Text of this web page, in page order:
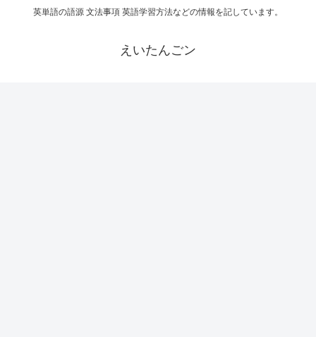
英単語の語源 文法事項 英語学習方法などの情報を記しています。
えいたんごン